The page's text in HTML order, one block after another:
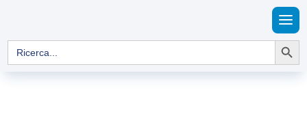
Search
for:
Search Button